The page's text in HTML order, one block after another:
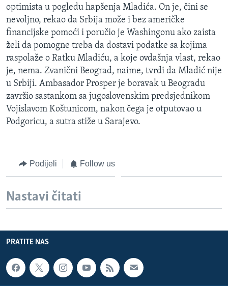
optimista u pogledu hapšenja Mladića. On je, čini se
nevoljno, rekao da Srbija može i bez američke
financijske pomoći i poručio je Washingonu ako zaista
želi da pomogne treba da dostavi podatke sa kojima
raspolaže o Ratku Mladiću, a koje ovdašnja vlast, rekao
je, nema. Zvanični Beograd, naime, tvrdi da Mladić nije
u Srbiji. Ambasador Prosper je boravak u Beogradu
završio sastankom sa jugoslovenskim predsjednikom
Vojislavom Koštunicom, nakon čega je otputovao u
Podgoricu, a sutra stiže u Sarajevo.
Podijeli Follow us
Nastavi čitati
PRATITE NAS